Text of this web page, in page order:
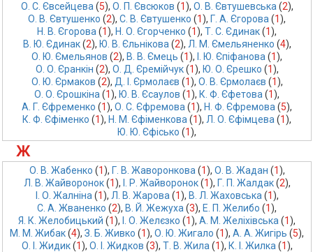
О. С. Євсейцева (5), О. П. Євсюков (1), О. В. Євтушевська (2),
О. В. Євтушенко (2), С. В. Євтушенко (1), Г. А. Єгорова (1),
Н. В. Єгорова (1), Н. О. Єгорченко (1), Т. С. Єдинак (1),
В. Ю. Єдинак (2), Ю. В. Єльнікова (2), Л. М. Ємельяненко (4),
О. Ю. Ємельянов (2), В. В. Ємець (1), І. Ю. Єпіфанова (1),
О. О. Єранкін (2), О. Д. Єремійчук (1), Ю. О. Єрешко (1),
О. Ю. Єрмаков (2), Д. І. Єрмолаєв (1), О. В. Єрмолаєв (1),
О. О. Єрошкіна (1), Ю. В. Єсаулов (1), К. Ф. Єфетова (1),
А. Г. Єфременко (1), О. С. Єфремова (1), Н. Ф. Єфремова (5),
К. Ф. Єфіменко (1), Н. М. Єфіменкова (1), Л. О. Єфімцева (1),
Ю. Ю. Єфісько (1),
Ж
О. В. Жабенко (1), Г. В. Жаворонкова (1), О. В. Жадан (1),
Л. В. Жайворонок (1), І. Р. Жайворонок (1), Г. П. Жалдак (2),
І. О. Жалніна (1), Л. В. Жарова (1), В. Л. Жаховська (1),
С. А. Жваненко (2), В. Й. Жежуха (3), Е. П. Желибо (1),
Я. К. Желобицький (1), І. О. Желєзко (1), А. М. Желіхівська (1),
М. М. Жибак (4), З. Б. Живко (1), О. Ю. Жигало (1), А. А. Жигірь (5),
О. І. Жидик (1), О. І. Жидков (3), Т. В. Жила (1), К. І. Жилка (1),